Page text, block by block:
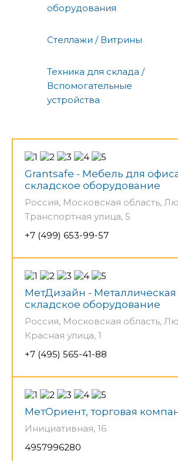
оборудования
Стеллажи / Витрины
Техника для склада /
Вспомогательные
устройства
Grantsafe - Мебель для
складское оборудование
Россия, Московская область,
Транспортная улица, 5
+7 (499) 653-99-57
МетДизайн -
складское оборудование
Россия, Московская область,
Красная улица, 1
+7 (495) 565-41-88
МетОриент, торговая
Инициативная, 16
4957996280